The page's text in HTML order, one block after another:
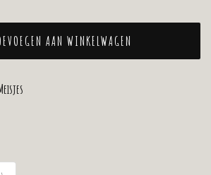
AAN WINKELWAGEN